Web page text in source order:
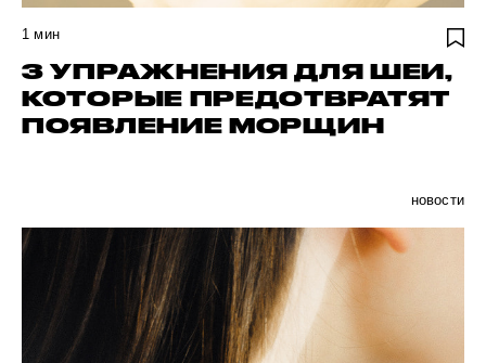
1 мин
3 УПРАЖНЕНИЯ ДЛЯ ШЕИ,
КОТОРЫЕ ПРЕДОТВРАТЯТ
ПОЯВЛЕНИЕ МОРЩИН
новости